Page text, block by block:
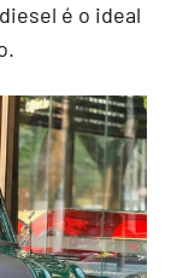
é o ideal